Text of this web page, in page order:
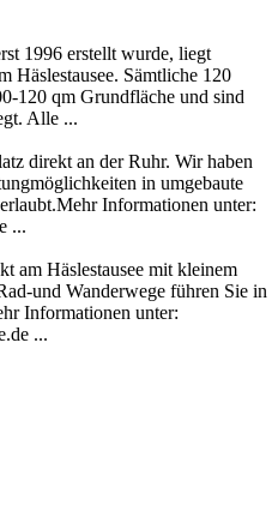
1996 erstellt wurde, liegt
Häslestausee. Sämtliche 120
120 qm Grundfläche und sind
Alle ...
direkt an der Ruhr. Wir haben
in umgebaute
Informationen unter:
...
am Häslestausee mit kleinem
und Wanderwege führen Sie in
Informationen unter:
...